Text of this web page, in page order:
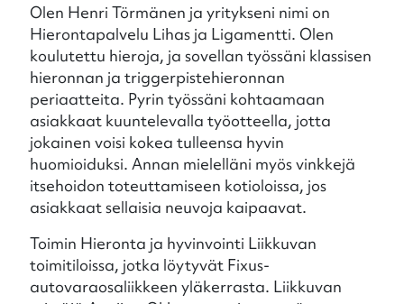
Olen Henri Törmänen ja yritykseni nimi on
Hierontapalvelu Lihas ja Ligamentti. Olen
koulutettu hieroja, ja sovellan työssäni klassisen
hieronnan ja triggerpistehieronnan
periaatteita. Pyrin työssäni kohtaamaan
asiakkaat kuuntelevalla työotteella, jotta
jokainen voisi kokea tulleensa hyvin
huomioiduksi. Annan mielelläni myös vinkkejä
itsehoidon toteuttamiseen kotioloissa, jos
asiakkaat sellaisia neuvoja kaipaavat.
Toimin Hieronta ja hyvinvointi Liikkuvan
toimitiloissa, jotka löytyvät Fixus-
autovaraosaliikkeen yläkerrasta. Liikkuvan